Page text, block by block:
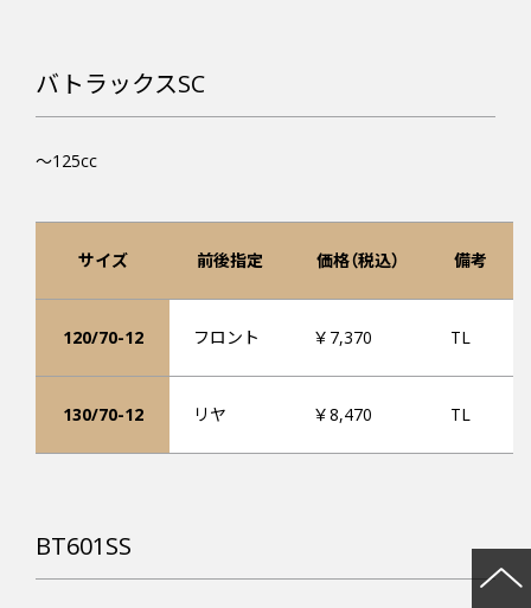
バトラックスSC
～125cc
サイズ 前後指定 価格（税込） 備考
120/70-12 フロント ￥7,370 TL
130/70-12 リヤ ￥8,470 TL
BT601SS